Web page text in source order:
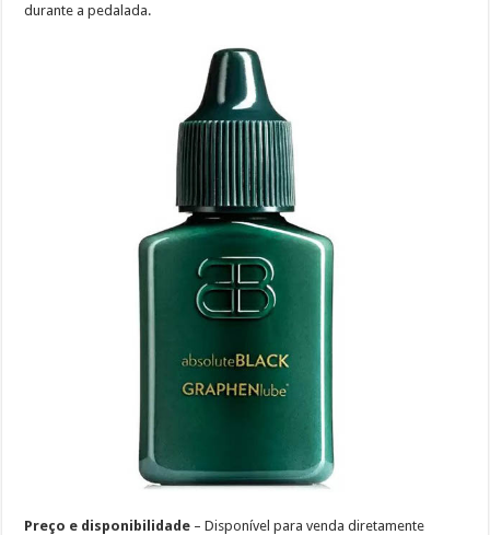
durante a pedalada.
Preço e disponibilidade – Disponível para venda diretamente